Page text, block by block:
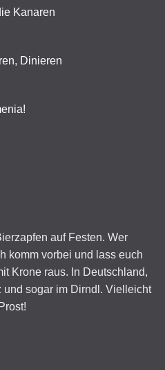
Kanaren
Dinieren
auf Festen. Wer
komm vorbei und lass euch
Krone raus. In Deutschland,
sogar im Dirndl. Vielleicht